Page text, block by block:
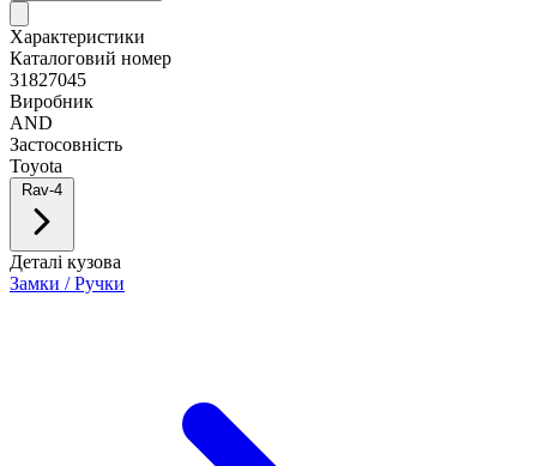
Характеристики
Каталоговий номер
31827045
Виробник
AND
Застосовність
Toyota
Деталі кузова
Замки / Ручки